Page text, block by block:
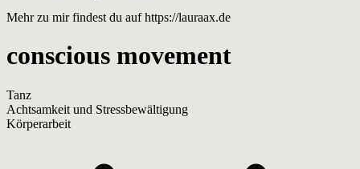
Mehr zu mir findest du aufhttps://lauraax.de
conscious movement
Tanz
Achtsamkeit und Stressbewältigung
Körperarbeit